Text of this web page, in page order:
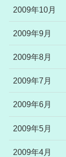
2009年10月
2009年9月
2009年8月
2009年7月
2009年6月
2009年5月
2009年4月